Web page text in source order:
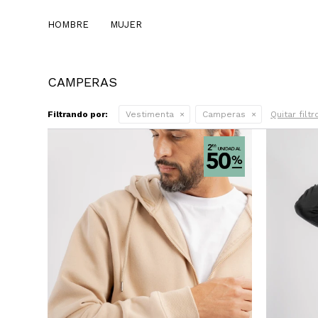
HOMBRE MUJER
CAMPERAS
Filtrando por: Vestimenta Camperas Quitar